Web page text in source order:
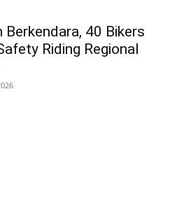
Berkendara, 40 Bikers
Riding Regional